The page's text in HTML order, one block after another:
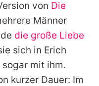
von Die
Männer
die große Liebe
sich in Erich
mit ihm.
kurzer Dauer: Im